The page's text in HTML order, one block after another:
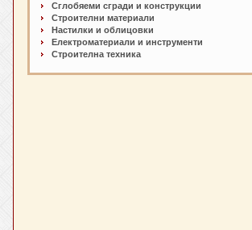
Сглобяеми сгради и конструкции
Строителни материали
Настилки и oблицовки
Електроматериали и инструменти
Строителна техника